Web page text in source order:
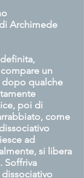
Archimede
un
qualche
poi di
come
ad
si libera
Soffriva